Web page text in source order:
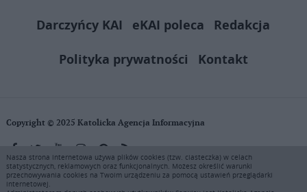
Darczyńcy KAI
eKAI poleca
Redakcja
Polityka prywatności
Kontakt
Copyright © 2025 Katolicka Agencja Informacyjna
KAI zastrzega wszelkie prawa do serwisu. Użytkownicy mogą pobierać
i drukować fragmenty zawartości serwisu internetowego www.ekai.pl
Nasza strona internetowa używa plików cookies (tzw. ciasteczka) w celach
statystycznych, reklamowych oraz funkcjonalnych. Możesz określić warunki
przechowywania cookies na Twoim urządzeniu za pomocą ustawień przeglądarki
internetowej.